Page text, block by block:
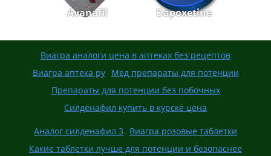
Avanafil Dapoxetine
Виагра аналоги цена в аптеках без рецептов
Виагра аптека ру
Мед препараты для потенции
Препараты для потенции без побочных
Силденафил купить в курске цена
Аналог силденафил 3 Виагра розовые таблетки
Какие таблетки лучше для потенции и безопаснее